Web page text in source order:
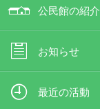
公民館の紹介
お知らせ
最近の活動